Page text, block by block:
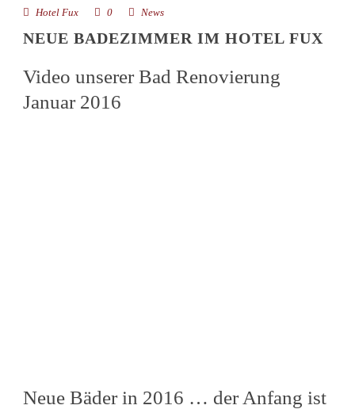
Hotel Fux 0 News
NEUE BADEZIMMER IM HOTEL FUX
Video unserer Bad Renovierung
Januar 2016
Neue Bäder in 2016 … der Anfang ist